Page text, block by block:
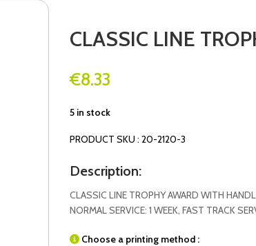
CLASSIC LINE
€8.33
5 in stock
PRODUCT SKU : 20-2120-3
Description:
CLASSIC LINE TROPHY AWARD WITH
NORMAL SERVICE: 1 WEEK, FAST TRACK
Choose a printing method :